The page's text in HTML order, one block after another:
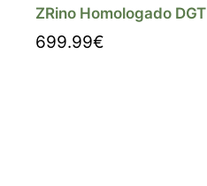
ZRino Homologado DGT
699.99€